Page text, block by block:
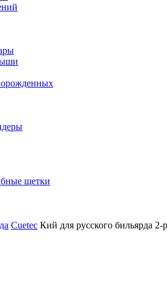
щетки
Cuetec Кий для русского бильярда